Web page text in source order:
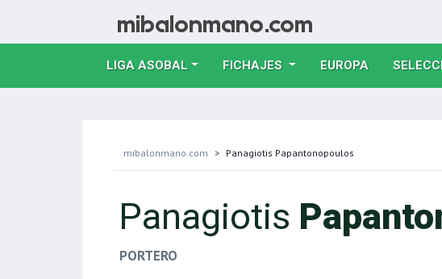
LIGA ASOBAL FICHAJES EUROPA(CURRENT)
mibalonmano.com Panagiotis Papantonopoulos
Panagiotis
PORTERO